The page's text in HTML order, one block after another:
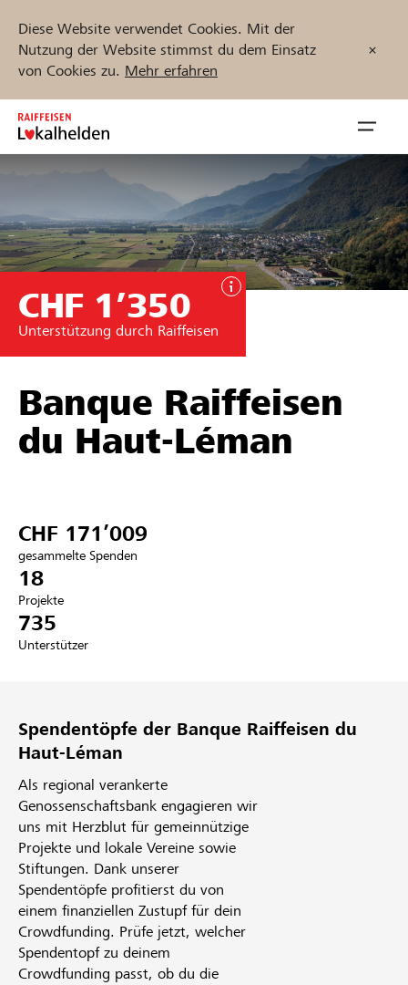
Diese Website verwendet Cookies. Mit der
Nutzung der Website stimmst du dem Einsatz
von Cookies zu. Mehr erfahren
Zum
Inhalt
springen
öffnen
Unterstützen
Hilfe & Support
Partner / Raiffeisenbank
Anmelden
Registrieren
Projekte und Organisationen finden
Jetzt starten
CHF 1’350
Unterstützung durch Raiffeisen
Banque Raiffeisen
du Haut-Léman
CHF 171’009
gesammelte Spenden
18
Projekte
735
Unterstützer
Spendentöpfe der Banque Raiffeisen du
Haut-Léman
Als regional verankerte
Genossenschaftsbank engagieren wir
uns mit Herzblut für gemeinnützige
Projekte und lokale Vereine sowie
Stiftungen. Dank unserer
Spendentöpfe profitierst du von
einem finanziellen Zustupf für dein
Crowdfunding. Prüfe jetzt, welcher
Spendentopf zu deinem
Crowdfunding passt, ob du die